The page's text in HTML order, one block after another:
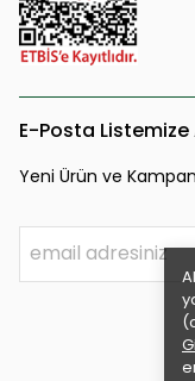
E-Posta
Yeni Ürün ve